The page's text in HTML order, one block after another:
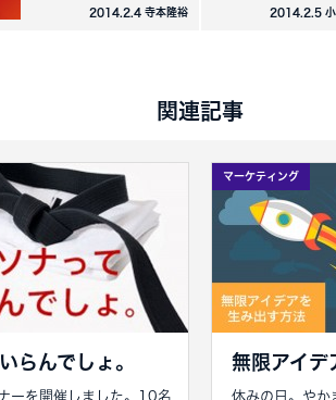
2014.2.4 寺本隆裕 2014.2.5 小
関連記事
らんでしょ。
ーを開催しました。10名
マーケティング
無限アイデ
休みの日。やか